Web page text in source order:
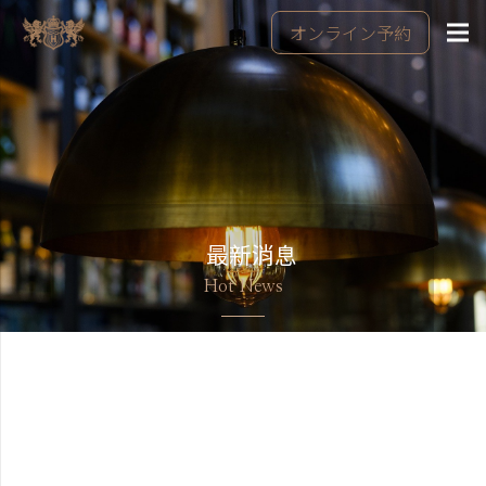
オンライン予約
最新消息
Hot News